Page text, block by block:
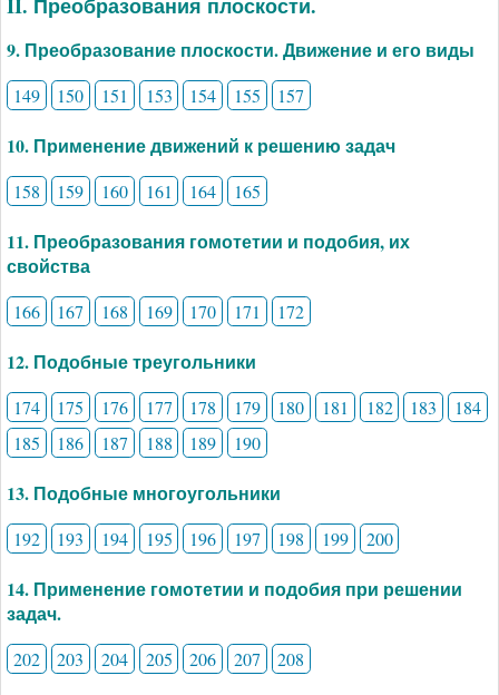
9. Преобразование плоскости. Движение и его виды
149 150 151 153 154 155 157
10. Применение движений к решению задач
158 159 160 161 164 165
11. Преобразования гомотетии и подобия, их
свойства
166 167 168 169 170 171 172
12. Подобные треугольники
174 175 176 177 178 179 180 181 182 183
184
185
186 187 188 189 190
13. Подобные многоугольники
192 193 194 195 196 197 198 199 200
14. Применение гомотетии и подобия при решении
задач.
202 203 204 205 206 207 208